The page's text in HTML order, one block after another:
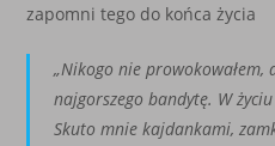
zapomni tego do końca życia
„Nikogo nie
najgorszego bandytę. W
Skuto mnie kajdankami,